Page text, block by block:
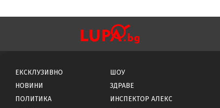
ЕКСКЛУЗИВНО
НОВИНИ
ПОЛИТИКА
ШОУ
ЗДРАВЕ
ИНСПЕКТОР АЛЕКС